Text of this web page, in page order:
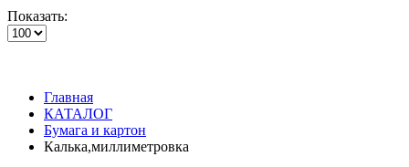
Показать:
Главная
КАТАЛОГ
Бумага и картон
Калька,миллиметровка